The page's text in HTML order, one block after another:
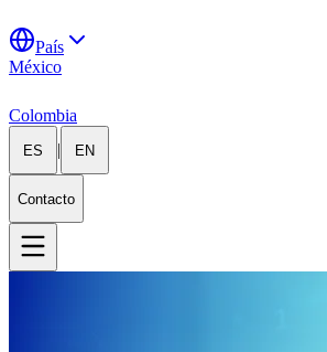
País
México
Colombia
ES | EN
Contacto